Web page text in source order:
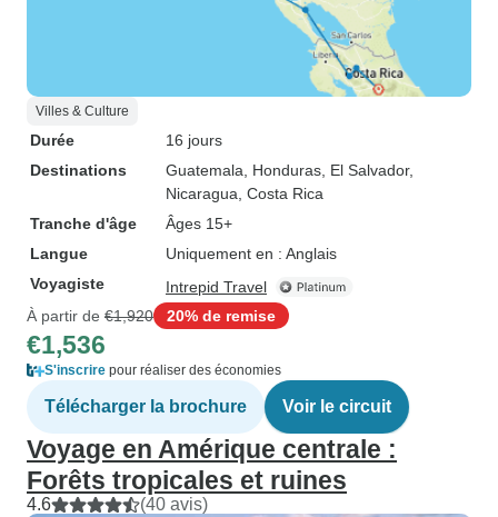
Villes & Culture
Durée
16 jours
Destinations
Guatemala , Honduras , El Salvador,
Nicaragua , Costa Rica
Tranche d'âge
Âges 15+
Langue
Uniquement en : Anglais
Voyagiste
Intrepid Travel
À partir de €1,920 20% de remise
€1,536
S'inscrire pour réaliser des économies
Télécharger la brochure Voir le circuit
Voyage en Amérique centrale :
Forêts tropicales et ruines
4.6 (40 avis)